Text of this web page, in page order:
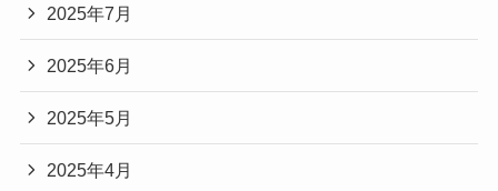
2025年7月
2025年6月
2025年5月
2025年4月